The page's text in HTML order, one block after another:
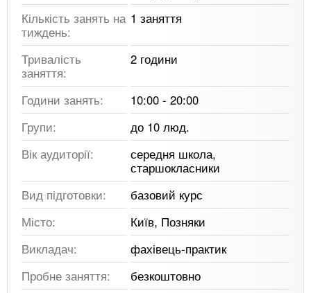
Кількість занять на
тиждень:
1 заняття
Тривалість
заняття:
2 години
Години занять:
10:00 - 20:00
Групи:
до 10 люд.
Вік аудиторії:
середня школа,
старшокласники
Вид підготовки:
базовий курс
Місто:
Київ, Позняки
Викладач:
фахівець-практик
Пробне заняття:
безкоштовно